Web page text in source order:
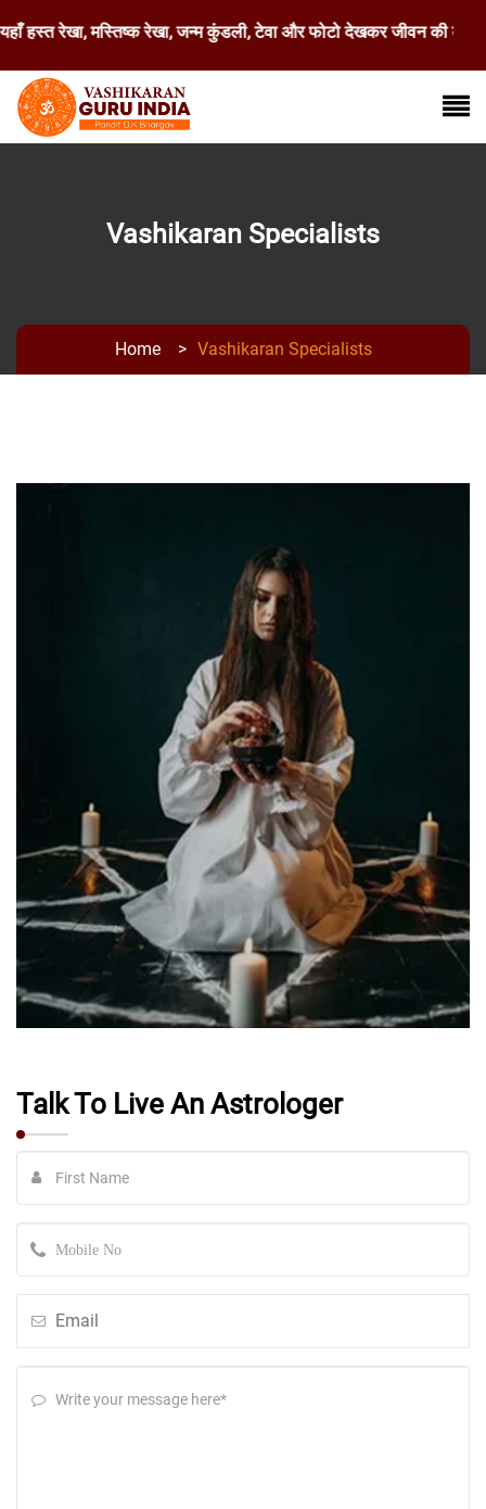
रेखा, मस्तिष्क रेखा, जन्म कुंडली, टेवा और फोटो देखकर जीवन की कठिन
Vashikaran Specialists
Home> Vashikaran Specialists
Talk To Live An Astrologer